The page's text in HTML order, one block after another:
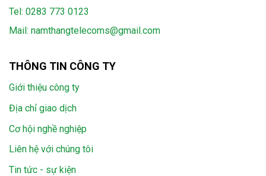
Tel: 0283 773 0123
Mail: namthangtelecoms@gmail.com
THÔNG TIN CÔNG TY
Giới thiệu công ty
Địa chỉ giao dịch
Cơ hội nghề nghiệp
Liên hệ với chúng tôi
Tin tức - sự kiện